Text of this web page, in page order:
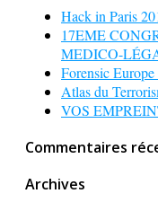
Hack in Paris
17EME
MEDICO-
Forensic
Atlas du
VOS
Commentaires
Archives